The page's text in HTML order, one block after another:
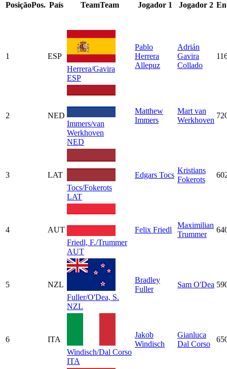
PosiçãoPos. País TeamTeam Jogador 1 Jogador 2
1
ESP
Herrera/Gavira
ESP
Pablo
Herrera
Allepuz
Adrián
Gavira
Collado
2
NED
Immers/van
Werkhoven
NED
Matthew
Immers
Mart van
Werkhoven
3
LAT
Tocs/Fokerots
LAT
Edgars Tocs
Kristians
Fokerots
4
AUT
Friedl, F./Trummer
AUT
Felix Friedl
Maximilian
Trummer
5
NZL
Fuller/O'Dea, S.
NZL
Bradley
Fuller
Sam O'Dea
6
ITA
Windisch/Dal Corso
ITA
Jakob
Windisch
Gianluca
Dal Corso